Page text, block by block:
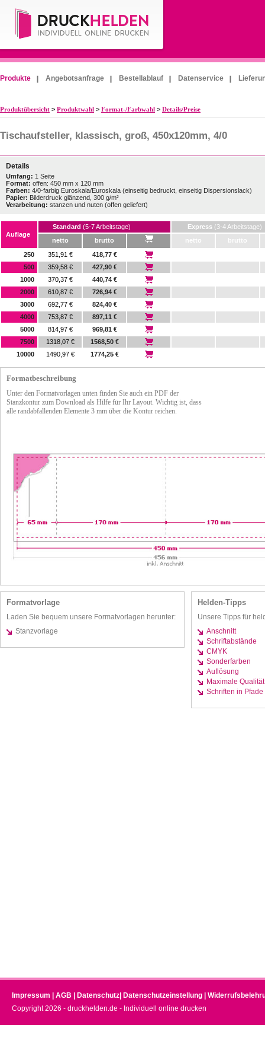
Produkte Angebotsanfrage Bestellablauf Datenservice
Produktübersicht > Produktwahl > Format-/Farbwahl > Details/Preise
Tischaufsteller, klassisch, groß, 450x120mm, 4/0
Details
Umfang: 1 Seite
Format: offen: 450 mm x 120 mm
Farben: 4/0-farbig Euroskala/Euroskala (einseitig bedruckt, einseitig Dispersionslack)
Papier: Bilderdruck glänzend, 300 g/m²
Verarbeitung: stanzen und nuten (offen geliefert)
Auflage
Standard (5-7 Arbeitstage) Express (3-4 Arbeitstage)
netto
brutto netto
brutto
250
351,91 €
418,77 €
500
359,58 €
427,90 €
1000
370,37 €
440,74 €
2000
610,87 €
726,94 €
3000
692,77 €
824,40 €
4000
753,87 €
897,11 €
5000
814,97 €
969,81 €
7500
1318,07 €
1568,50 €
10000
1490,97 € 1774,25 €
Formatbeschreibung
Unter den Formatvorlagen unten finden Sie auch ein PDF der
Stanzkontur zum Download als Hilfe für Ihr Layout. Wichtig ist, dass
alle randabfallenden Elemente 3 mm über die Kontur reichen.
Formatvorlage
Laden Sie bequem unsere Formatvorlagen herunter:
Stanzvorlage
Helden-Tipps
Unsere Tipps für
Anschnitt
Schriftabstände
CMYK
Sonderfarben
Auflösung
Maximale Qualität
Schriften in
Impressum AGB Datenschutz Datenschutzeinstellung
Copyright 2026 - druckhelden.de - Individuell online drucken